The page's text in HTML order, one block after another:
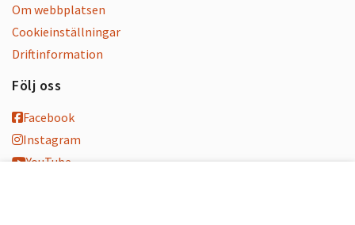
Om webbplatsen
Cookieinställningar
Driftinformation
Följ oss
Facebook
Instagram
YouTube